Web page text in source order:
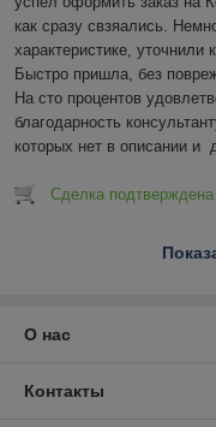
как сразу свзяались.
характеристике, уточнили
Быстро пришла, без
На сто процентов
благодарность
которых нет в описании и
Сделка подтверждена
О нас
Контакты